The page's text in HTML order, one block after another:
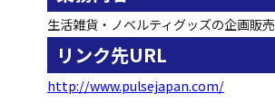
生活雑貨・ノベルティグッズの企画販売
リンク先URL
http://www.pulsejapan.com/